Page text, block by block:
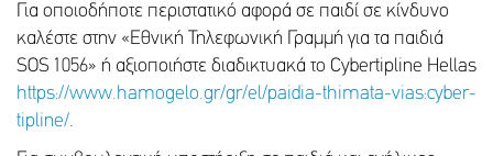
Για οποιοδήποτε περιστατικό αφορά σε παιδί σε κίνδυνο
καλέστε στην «Εθνική Τηλεφωνική Γραμμή για τα παιδιά
SOS 1056» ή αξιοποιήστε διαδικτυακά το Cybertipline Hellas
https://www.hamogelo.gr/gr/el/paidia-thimata-vias:cyber-
tipline/.